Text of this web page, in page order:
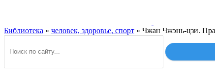
Библиотека » человек, здоровье, спорт » Чжан Чжэнь-цзи.